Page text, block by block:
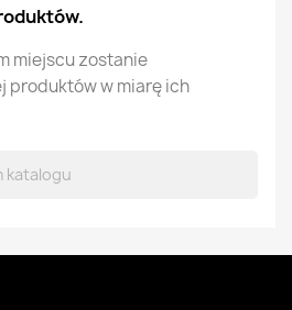
miejscu zostanie
produktów w miarę ich